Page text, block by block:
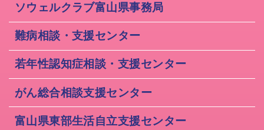
ソウェルクラブ富山県事務局
難病相談・支援センター
若年性認知症相談・支援センター
がん総合相談支援センター
富山県東部生活自立支援センター